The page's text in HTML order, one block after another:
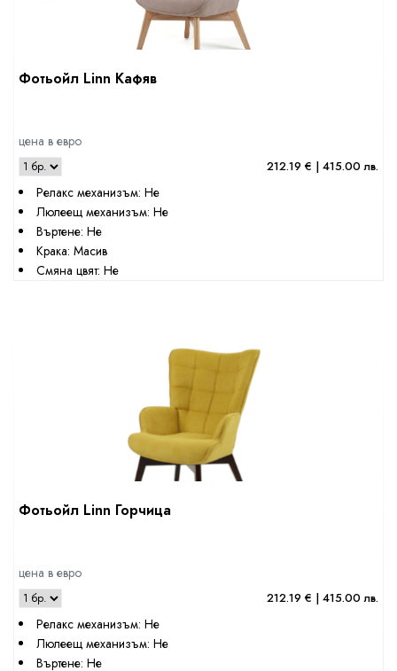
Фотьойл Linn Кафяв
цена в евро
212.19 € | 415.00 лв.
Релакс механизъм: Не
Люлеещ механизъм: Не
Въртене: Не
Крака: Масив
Смяна цвят: Не
Фотьойл Linn Горчица
цена в евро
212.19 € | 415.00 лв.
Релакс механизъм: Не
Люлеещ механизъм: Не
Въртене: Не